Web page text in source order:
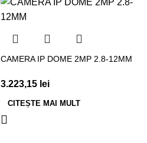
CAMERA IP DOME 2MP 2.8-12MM
3.223,15 lei
CITEȘTE MAI MULT